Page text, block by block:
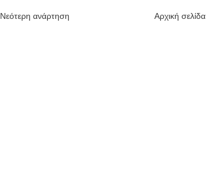
Νεότερη ανάρτηση Αρχική σελίδα